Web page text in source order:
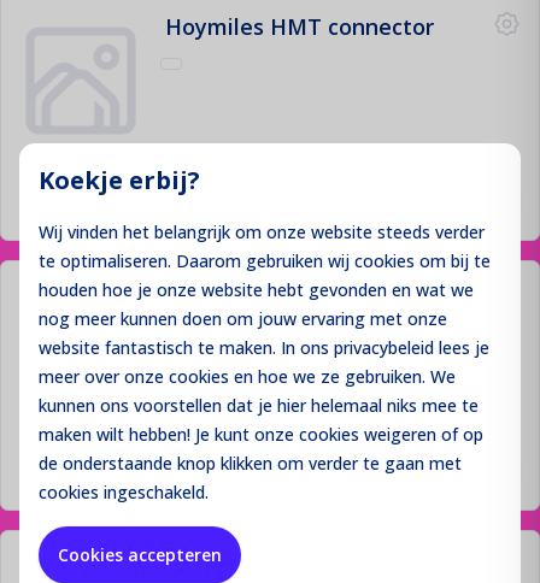
Koekje erbij?
Wij vinden het belangrijk om onze website steeds verder
te optimaliseren. Daarom gebruiken wij cookies om bij te
houden hoe je onze website hebt gevonden en wat we
nog meer kunnen doen om jouw ervaring met onze
website fantastisch te maken. In ons privacybeleid lees je
meer over onze cookies en hoe we ze gebruiken. We
kunnen ons voorstellen dat je hier helemaal niks mee te
maken wilt hebben! Je kunt onze cookies weigeren of op
de onderstaande knop klikken om verder te gaan met
cookies ingeschakeld.
Cookies accepteren
Hoymiles HMT connector
Prijzen niet zichtbaar
Hoymiles HMS connection cable
2M 3x2.5mm2
Prijzen niet zichtbaar
Inloggen
Hoymiles HMS connection cable